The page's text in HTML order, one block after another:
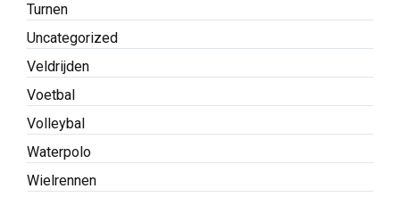
Turnen
Uncategorized
Veldrijden
Voetbal
Volleybal
Waterpolo
Wielrennen